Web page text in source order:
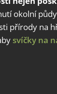
Poskytování a
voleb
okolní
přírody na
svíčky na